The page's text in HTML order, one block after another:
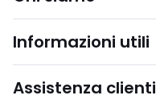
Informazioni utili
Assistenza clienti